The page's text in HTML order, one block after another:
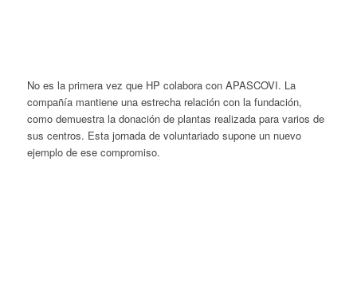
No es la primera vez que HP colabora con APASCOVI. La
compañía mantiene una estrecha relación con la fundación,
como demuestra la donación de plantas realizada para varios de
sus centros. Esta jornada de voluntariado supone un nuevo
ejemplo de ese compromiso.